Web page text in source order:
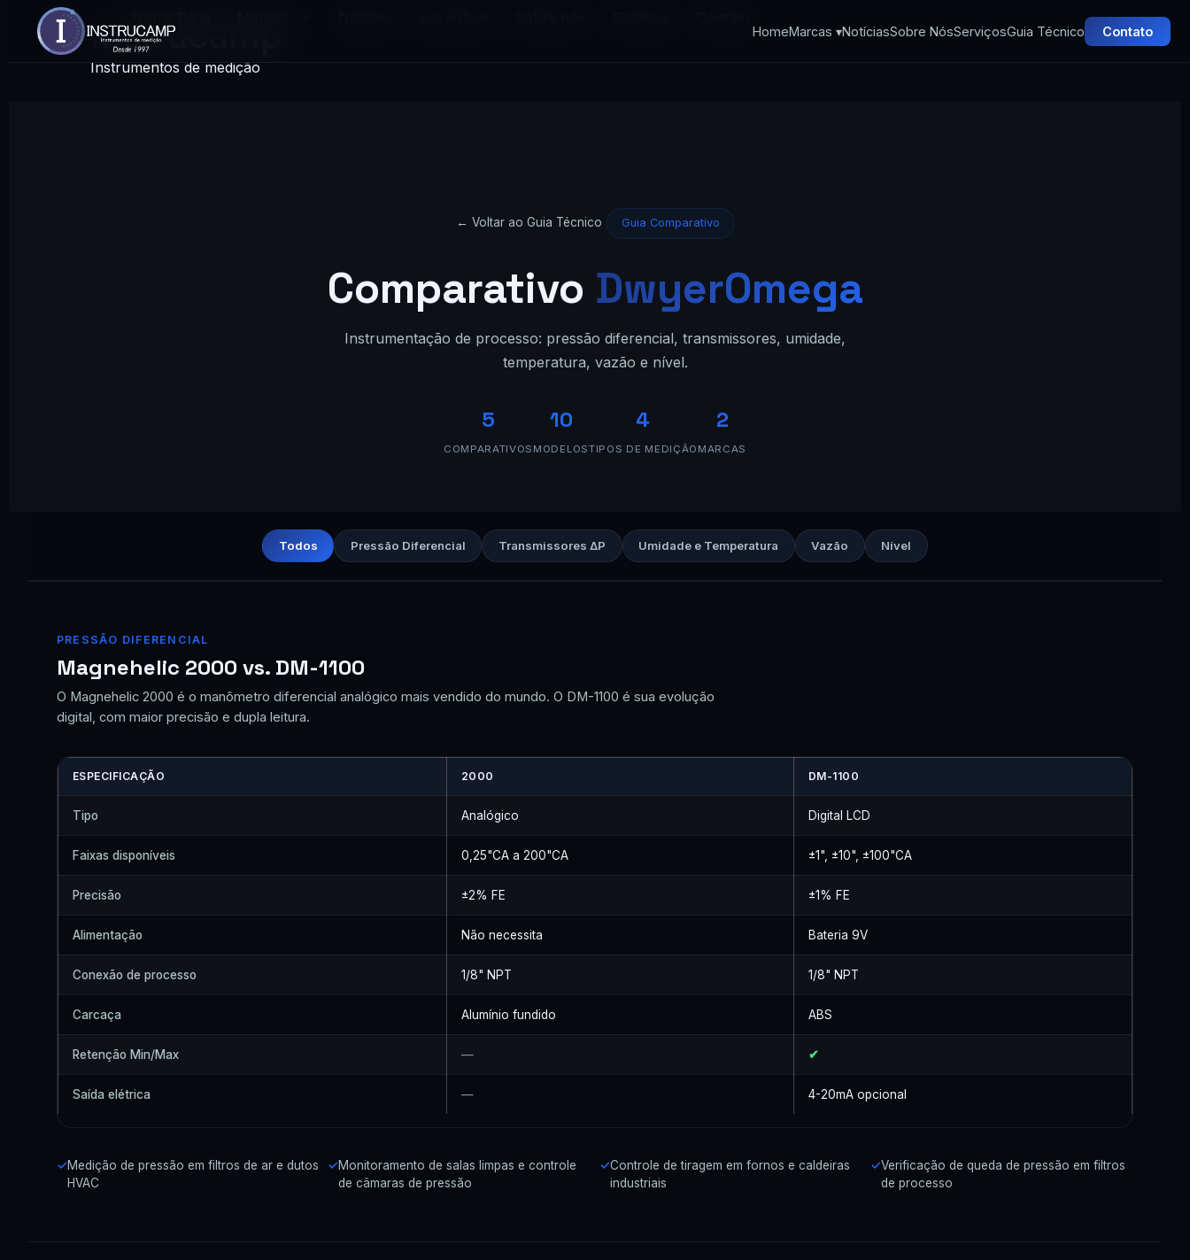
Instrucamp
Instrumentos de medição
HomeMarcas ▾NotíciasSobre NósServiçosGuia Técnico Contato
← Voltar ao Guia Técnico Guia Comparativo
Comparativo DwyerOmega
Instrumentação de processo: pressão diferencial, transmissores, umidade,
temperatura, vazão e nível.
5
COMPARATIVOS
10
MODELOS
4
TIPOS DE MEDIÇÃO
2
MARCAS
Todos Pressão Diferencial Transmissores ΔP Umidade e Temperatura Vazão Nível
PRESSÃO DIFERENCIAL
Magnehelic 2000 vs. DM-1100
O Magnehelic 2000 é o manômetro diferencial analógico mais vendido do mundo. O DM-1100 é sua evolução
digital, com maior precisão e dupla leitura.
ESPECIFICAÇÃO 2000 DM-1100
Tipo Analógico Digital LCD
Faixas disponíveis 0,25"CA a 200"CA ±1", ±10", ±100"CA
Precisão ±2% FE ±1% FE
Alimentação Não necessita Bateria 9V
Conexão de processo 1/8" NPT 1/8" NPT
Carcaça Alumínio fundido ABS
Retenção Min/Max — ✔
Saída elétrica — 4-20mA opcional
Medição de pressão em filtros de ar e dutos
HVAC
Monitoramento de salas limpas e controle
de câmaras de pressão
Controle de tiragem em fornos e caldeiras
industriais
Verificação de queda de pressão em filtros
de processo